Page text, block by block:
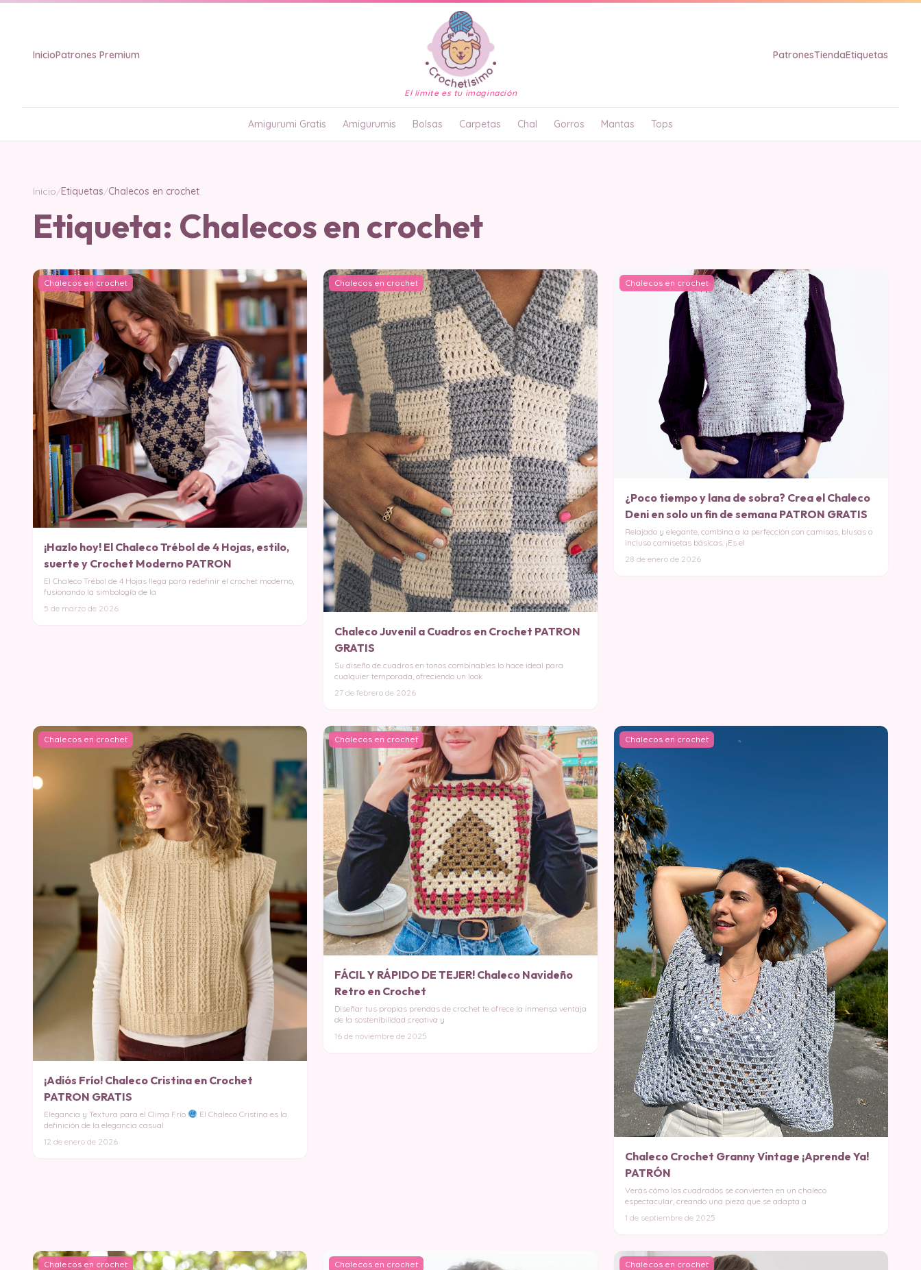
InicioPatrones Premium
El límite es tu imaginación
PatronesTiendaEtiquetas
Amigurumi Gratis Amigurumis Bolsas Carpetas Chal Gorros Mantas Tops
Inicio/Etiquetas/Chalecos en crochet
Etiqueta: Chalecos en crochet
Chalecos en crochet
¡Hazlo hoy! El Chaleco Trébol de 4 Hojas, estilo,
suerte y Crochet Moderno PATRON
El Chaleco Trébol de 4 Hojas llega para redefinir el crochet moderno,
fusionando la simbología de la
5 de marzo de 2026
Chalecos en crochet
Chaleco Juvenil a Cuadros en Crochet PATRON
GRATIS
Su diseño de cuadros en tonos combinables lo hace ideal para
cualquier temporada, ofreciendo un look
27 de febrero de 2026
Chalecos en crochet
¿Poco tiempo y lana de sobra? Crea el Chaleco
Deni en solo un fin de semana PATRON GRATIS
Relajado y elegante, combina a la perfección con camisas, blusas o
incluso camisetas básicas. ¡Es el
28 de enero de 2026
Chalecos en crochet
¡Adiós Frío! Chaleco Cristina en Crochet
PATRON GRATIS
Elegancia y Textura para el Clima Frío
El Chaleco Cristina es la
definición de la elegancia casual
12 de enero de 2026
Chalecos en crochet
FÁCIL Y RÁPIDO DE TEJER! Chaleco Navideño
Retro en Crochet
Diseñar tus propias prendas de crochet te ofrece la inmensa ventaja
de la sostenibilidad creativa y
16 de noviembre de 2025
Chalecos en crochet
Chaleco Crochet Granny Vintage ¡Aprende Ya!
PATRÓN
Verás cómo los cuadrados se convierten en un chaleco
espectacular, creando una pieza que se adapta a
1 de septiembre de 2025
Chalecos en crochet Chalecos en crochet Chalecos en crochet